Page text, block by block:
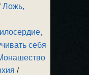
Ложь,
себя
/